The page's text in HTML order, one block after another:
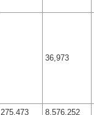
36,973
275,473 8,576,252